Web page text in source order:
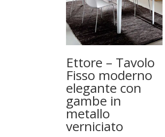
Ettore – Tavolo
Fisso moderno
elegante con
gambe in
metallo
verniciato